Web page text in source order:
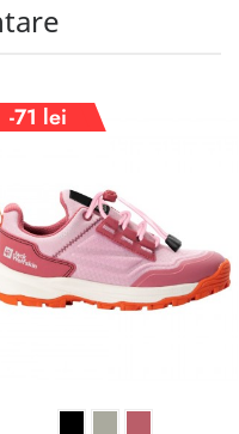
-71 lei